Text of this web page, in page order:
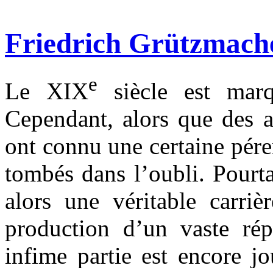
Friedrich
Le XIXe
siècle est
Cependant, alors que des
ont connu une certaine
tombés dans l’oubli.
alors une véritable
production d’un vaste
infime partie est encore